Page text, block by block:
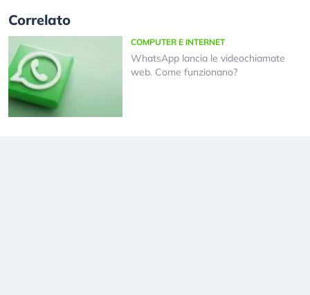
Correlato
COMPUTER E INTERNET
WhatsApp lancia le videochiamate
web. Come funzionano?